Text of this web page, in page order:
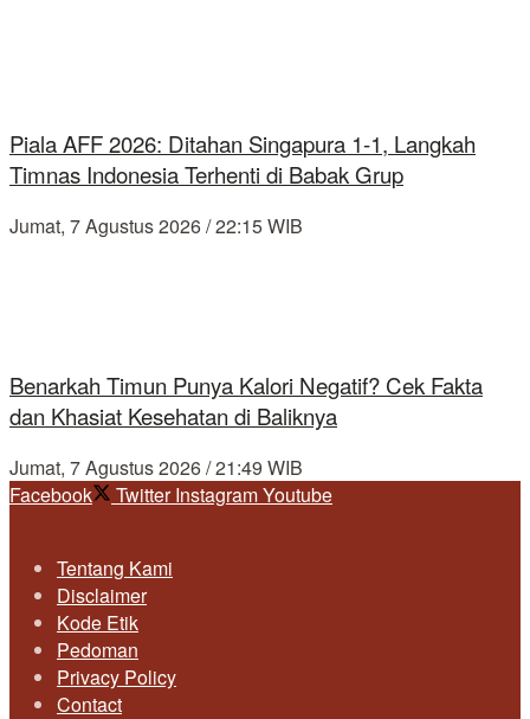
Piala AFF 2026: Ditahan Singapura 1-1, Langkah
Timnas Indonesia Terhenti di Babak Grup
Jumat, 7 Agustus 2026 / 22:15 WIB
Benarkah Timun Punya Kalori Negatif? Cek Fakta
dan Khasiat Kesehatan di Baliknya
Jumat, 7 Agustus 2026 / 21:49 WIB
Facebook
Twitter InstagramYoutube
Tentang Kami
Disclaimer
Kode Etik
Pedoman
Privacy Policy
Contact